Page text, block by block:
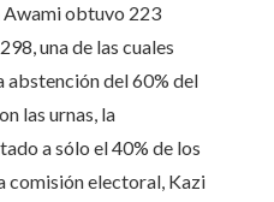
Awami obtuvo 223
una de las cuales
abstención del 60% del
las urnas, la
a sólo el 40% de los
comisión electoral, Kazi